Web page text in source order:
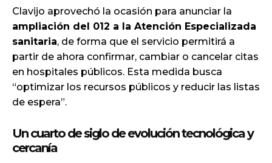
Clavijo aprovechó la ocasión para anunciar la
ampliación del 012 a la Atención Especializada
sanitaria, de forma que el servicio permitirá a
partir de ahora confirmar, cambiar o cancelar citas
en hospitales públicos. Esta medida busca
“optimizar los recursos públicos y reducir las listas
de espera”.
Un cuarto de siglo de evolución tecnológica y
cercanía